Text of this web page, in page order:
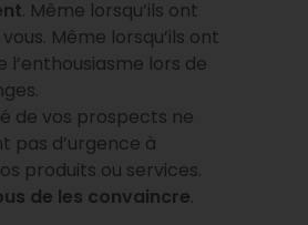
. Même lorsqu’ils ont
Même lorsqu’ils ont
l’enthousiasme lors de
de vos prospects ne
pas d’urgence à
produits ou services.
de les convaincre.